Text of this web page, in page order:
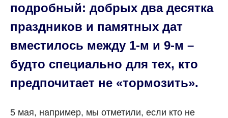
подробный: добрых два десятка
праздников и памятных дат
вместилось между 1-м и 9-м –
будто специально для тех, кто
предпочитает не «тормозить».
5 мая, например, мы отметили, если кто не